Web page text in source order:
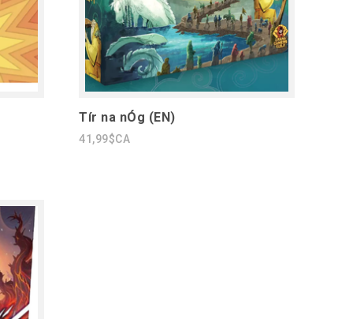
Tír na nÓg (EN)
41,99$CA